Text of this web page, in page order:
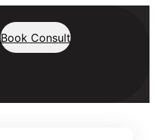
Book Consult